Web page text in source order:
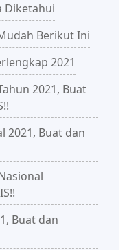
Diketahui
Berikut Ini
2021
2021, Buat
2021, Buat dan
Buat dan